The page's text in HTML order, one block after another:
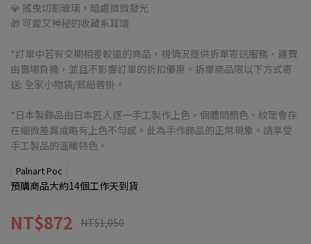
💎 搖曳切割玻璃，暗處微微發光
🎁 可愛又神秘的收藏系耳環
*訂單中若有交期相差較遠的商品，視情況提供拆單寄送服務，運費
由賣場負擔，並且不影響訂單的折扣優惠。拆單商品限以下方式寄
送: 全家小物袋/郵局普掛。
*日本製飾品由日本匠人逐一手工製作上色，個體間顏色、紋理會存
在細微差異或略有上色不勻感。此為手作飾品的正常現象。請享受
手工製品的溫暖特色。
Palnart Poc
預購商品大約14個工作天到貨
NT$872 NT$1,050